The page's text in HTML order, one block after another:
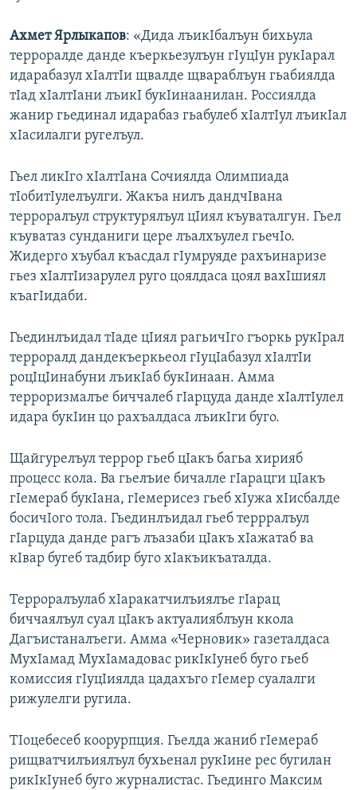
Ахмет Ярлыкапов: «Дида лъикIбалъун бихьула
терроралде данде къеркьезулъун гIуцIун рукIарал
идарабазул хIалтIи щвалде щвараблъун гьабиялда
тIад хIалтIани лъикI букIинаанилан. Россиялда
жанир гьединал идарабаз гьабулеб хIалтIул лъикIал
хIасилалги ругелъул.
Гьел ликIго хIалтIана Сочиялда Олимпиада
тIобитIулелъулги. Жакъа нилъ дандчIвана
терроралъул структурялъул цIиял къуваталгун. Гьел
къуватаз сунданиги цере лъалхъулел гьечIо.
Жидерго хъубал къасдал гIумруяде рахъинаризе
гьез хIалтIизарулел руго цоялдаса цоял вахIшиял
къагIидаби.
Гьединлъидал тIаде цIиял рагьичIго гъоркь рукIрал
терроралд дандекъеркьеол гIуцIабазул хIалтIи
роцIцIинабуни лъикIаб букIинаан. Амма
терроризмалъе биччалеб гIарцуда данде хIалтIулел
идара букIин цо рахъалдаса лъикIги буго.
Щайгурелъул террор гьеб цIакъ багьа хирияб
процесс кола. Ва гьелъие бичалле гIарацги цIакъ
гIемераб букIана, гIемерисез гьеб хIужа хIисбалде
босичIого тола. Гьединлъидал гьеб террралъул
гIарцуда данде рагъ лъазаби цIакъ хIажатаб ва
кIвар бугеб тадбир буго хIакъикъаталда.
Терроралъулаб хIаракатчилъиялъе гIарац
биччаялъул суал цIакъ актуалияблъун ккола
Дагъистаналъеги. Амма «Черновик» газеталдаса
МухIамад МухIамадовас рикIкIунеб буго гьеб
комиссия гIуцIиялда цадахъго гIемер суалалги
рижулелги ругила.
ТIоцебесеб коорурпция. Гьелда жаниб гIемераб
рищватчилъиялъул бухьенал рукIине рес бугилан
рикIкIунеб буго журналистас. Гьединго Максим